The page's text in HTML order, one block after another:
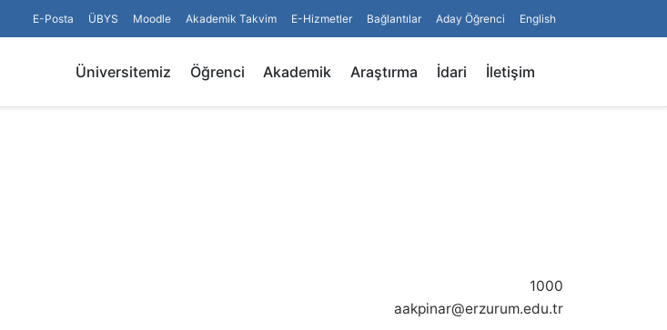
E-Posta ÜBYS Moodle Akademik Takvim E-Hizmetler Bağlantılar Aday Öğrenci English
Üniversitemiz Öğrenci Akademik Araştırma İdari İletişim
1000
aakpinar@erzurum.edu.tr